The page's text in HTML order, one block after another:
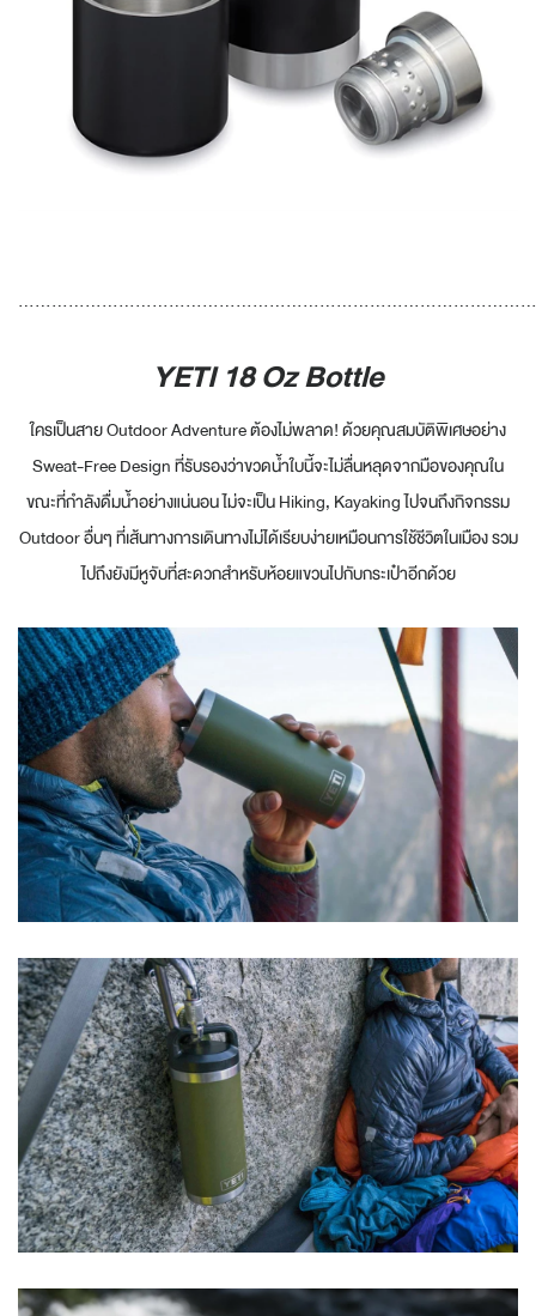
YETI 18 Oz Bottle
ใครเป็นสาย Outdoor Adventure ต้องไม่พลาด! ด้วยคุณสมบัติพิเศษอย่าง
Sweat-Free Design ที่รับรองว่าขวดน้ำใบนี้จะไม่ลื่นหลุดจากมือของคุณใน
ขณะที่กำลังดื่มน้ำอย่างแน่นอน ไม่จะเป็น Hiking, Kayaking ไปจนถึงกิจกรรม
Outdoor อื่นๆ ที่เส้นทางการเดินทางไม่ได้เรียบง่ายเหมือนการใช้ชีวิตในเมือง รวม
ไปถึงยังมีหูจับที่สะดวกสำหรับห้อยแขวนไปกับกระเป๋าอีกด้วย